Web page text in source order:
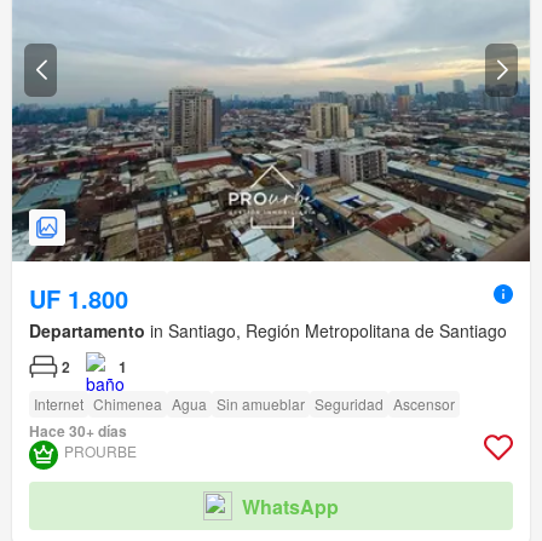
UF 1.800
Departamento in Santiago, Región Metropolitana de Santiago
2 1
Internet Chimenea Agua Sin amueblar Seguridad Ascensor
Hace 30+ días
PROURBE
WhatsApp